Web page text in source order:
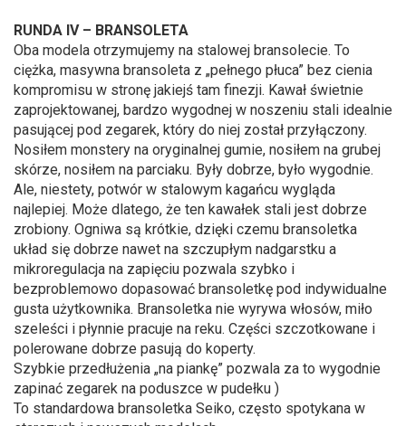
RUNDA IV – BRANSOLETA
Oba modela otrzymujemy na stalowej bransolecie. To
ciężka, masywna bransoleta z „pełnego płuca” bez cienia
kompromisu w stronę jakiejś tam finezji. Kawał świetnie
zaprojektowanej, bardzo wygodnej w noszeniu stali idealnie
pasującej pod zegarek, który do niej został przyłączony.
Nosiłem monstery na oryginalnej gumie, nosiłem na grubej
skórze, nosiłem na parciaku. Były dobrze, było wygodnie.
Ale, niestety, potwór w stalowym kagańcu wygląda
najlepiej. Może dlatego, że ten kawałek stali jest dobrze
zrobiony. Ogniwa są krótkie, dzięki czemu bransoletka
układ się dobrze nawet na szczupłym nadgarstku a
mikroregulacja na zapięciu pozwala szybko i
bezproblemowo dopasować bransoletkę pod indywidualne
gusta użytkownika. Bransoletka nie wyrywa włosów, miło
szeleści i płynnie pracuje na reku. Części szczotkowane i
polerowane dobrze pasują do koperty.
Szybkie przedłużenia „na piankę” pozwala za to wygodnie
zapinać zegarek na poduszce w pudełku )
To standardowa bransoletka Seiko, często spotykana w